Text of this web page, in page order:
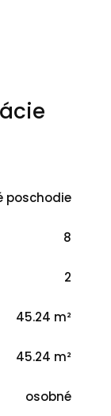
poschodie
8
2
45.24 m²
45.24 m²
osobné